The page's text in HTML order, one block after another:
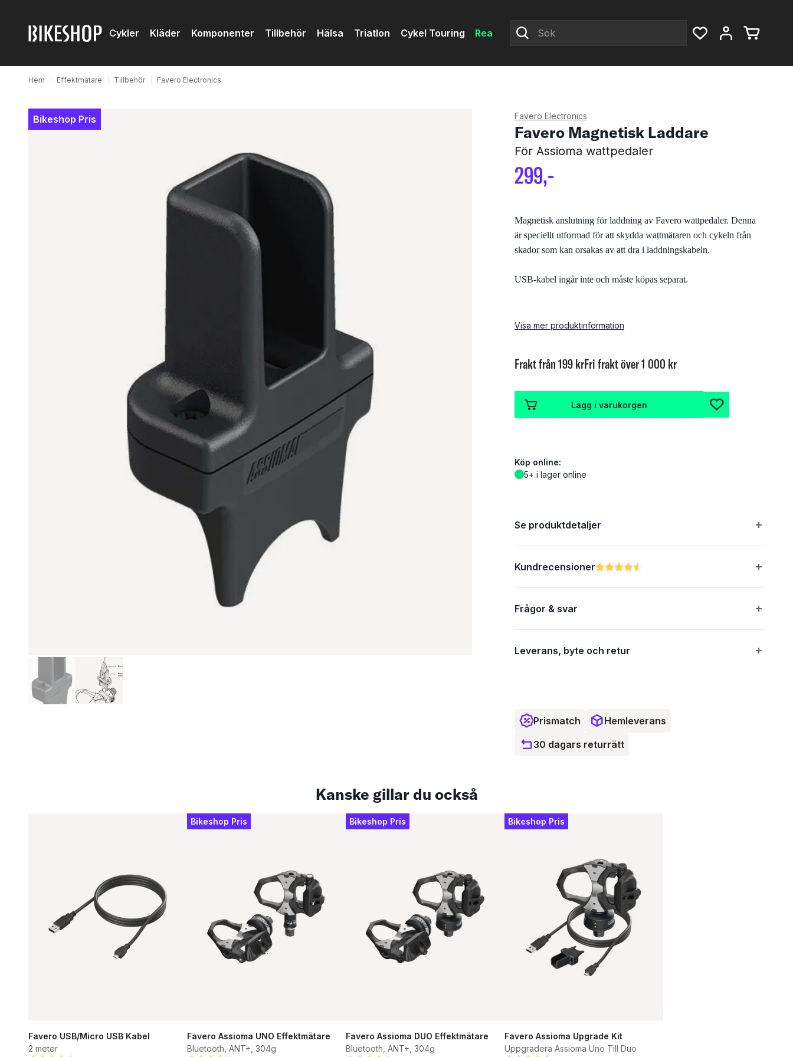
Cykler Kläder Komponenter Tillbehör Hälsa Triatlon Cykel Touring Rea
Hem Effektmätare Tillbehör Favero Electronics
Favero Electronics
Favero Magnetisk Laddare
För Assioma wattpedaler
299,-
Bikeshop Pris
Magnetisk anslutning för laddning av Favero wattpedaler. Denna
är speciellt utformad för att skydda wattmätaren och cykeln från
skador som kan orsakas av att dra i laddningskabeln.
USB-kabel ingår inte och måste köpas separat.
Visa mer produktinformation
Frakt från 199 krFri frakt över 1 000 kr
Lägg i varukorgen
Köp online:
5+ i lager online
Se produktdetaljer
KundrecensionerBetyg:
4.6 utav 5 stjärnor
Frågor & svar
Leverans, byte och retur
Prismatch
Hemleverans
30 dagars returrätt
Kanske gillar du också
Favero USB/Micro USB Kabel
2 meter
Bikeshop Pris
Favero Assioma UNO Effektmätare
Bluetooth, ANT+, 304g
Bikeshop Pris
Favero Assioma DUO Effektmätare
Bluetooth, ANT+, 304g
Bikeshop Pris
Favero Assioma Upgrade Kit
Uppgradera Assioma Uno Till Duo